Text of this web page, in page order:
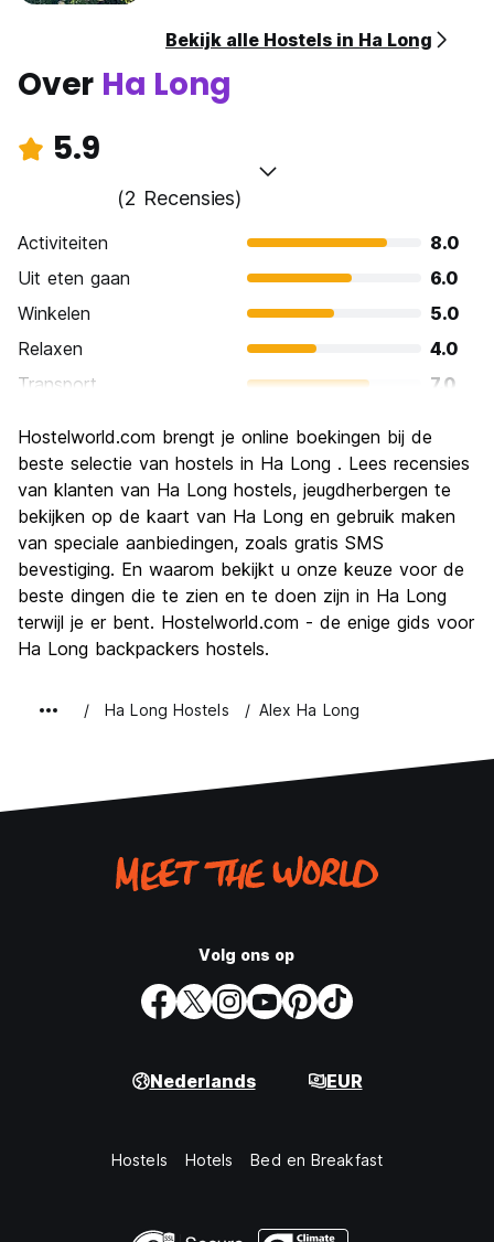
Bekijk alle Hostels in Ha Long
Over Ha Long
5.9
(2 Recensies)
Activiteiten
8.0
Uit eten gaan
6.0
Winkelen
5.0
Relaxen
4.0
Transport
7.0
Cultuur
4.0
Uitgaan
6.0
Waarde voor uw geld
6.0
Hostelworld.com brengt je online boekingen bij de
beste selectie van hostels in Ha Long . Lees recensies
van klanten van Ha Long hostels, jeugdherbergen te
bekijken op de kaart van Ha Long en gebruik maken
van speciale aanbiedingen, zoals gratis SMS
bevestiging. En waarom bekijkt u onze keuze voor de
beste dingen die te zien en te doen zijn in Ha Long
terwijl je er bent. Hostelworld.com - de enige gids voor
Ha Long backpackers hostels.
Ha Long Hostels Alex Ha Long
Volg ons op
Nederlands EUR
Hostels Hotels Bed en Breakfast